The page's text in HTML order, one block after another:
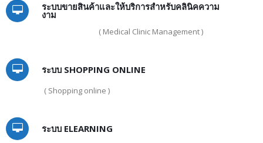
ระบบขายสินค้าและให้บริการสำหรับคลินิคความ
งาม
( Medical Clinic Management )
ระบบ SHOPPING ONLINE
( Shopping online )
ระบบ ELEARNING